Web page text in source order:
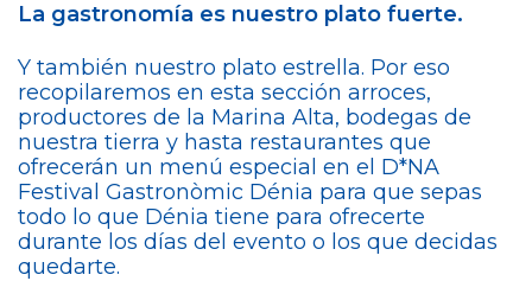
La gastronomía es nuestro plato fuerte.
Y también nuestro plato estrella. Por eso
recopilaremos en esta sección arroces,
productores de la Marina Alta, bodegas de
nuestra tierra y hasta restaurantes que
ofrecerán un menú especial en el D*NA
Festival Gastronòmic Dénia para que sepas
todo lo que Dénia tiene para ofrecerte
durante los días del evento o los que decidas
quedarte.